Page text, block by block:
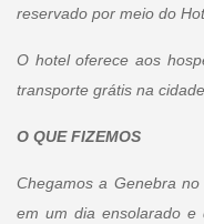
reservado por meio do
O hotel oferece aos
transporte grátis na
O QUE FIZEMOS
Chegamos a Genebra
em um dia ensolarado e